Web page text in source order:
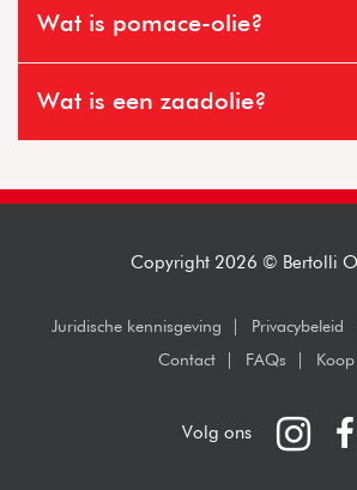
Wat is pomace-olie?
Wat is een zaadolie?
Copyright 2026 © Bertolli
Juridische kennisgeving Privacybeleid
Contact
FAQs
Volg ons